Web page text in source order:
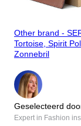
Other brand -
Tortoise, Spirit
Zonnebril
Geselecteerd
Expert in Fashion